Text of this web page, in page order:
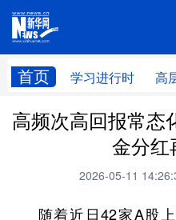
首页 学习进行时 高
网
学习进行时 高层
财经
高频次高回报常态
金分红
2026-05-11
随着近日42家A股上